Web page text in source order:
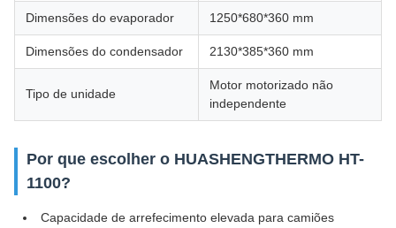
Dimensões do evaporador 1250*680*360 mm
Dimensões do condensador 2130*385*360 mm
Tipo de unidade
Motor motorizado não
independente
Por que escolher o HUASHENGTHERMO HT-
1100?
Capacidade de arrefecimento elevada para camiões